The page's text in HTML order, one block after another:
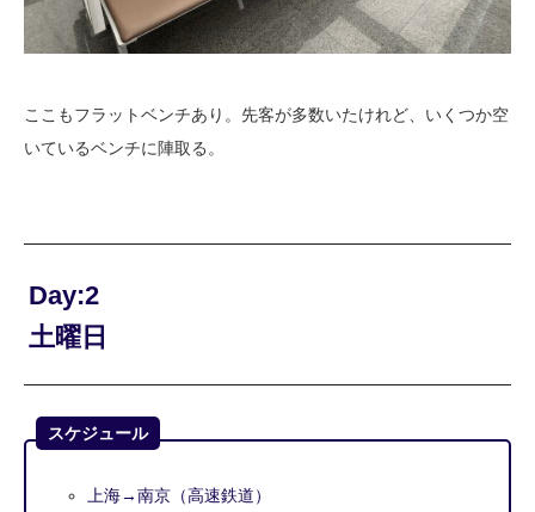
ここもフラットベンチあり。先客が多数いたけれど、いくつか空
いているベンチに陣取る。
Day:2
土曜日
スケジュール
上海→南京（高速鉄道）